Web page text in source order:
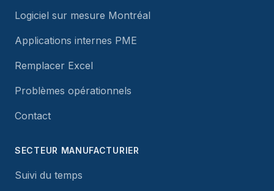
Logiciel sur mesure Montréal
Applications internes PME
Remplacer Excel
Problèmes opérationnels
Contact
SECTEUR MANUFACTURIER
Suivi du temps